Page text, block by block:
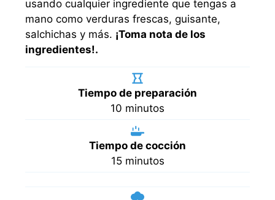
usando cualquier ingrediente que tengas a
mano como verduras frescas, guisante,
salchichas y más. ¡Toma nota de los
ingredientes!.
Tiempo de preparación
10 minutos
minutos
Tiempo de cocción
15minutos
minutos